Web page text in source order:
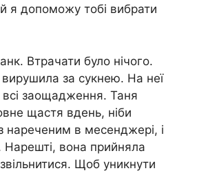
я допоможу тобі вибрати
Втрачати було нічого.
за сукнею. На неї
заощадження. Таня
щастя вдень, ніби
нареченим в месенджері, і
вона прийняла
Щоб уникнути